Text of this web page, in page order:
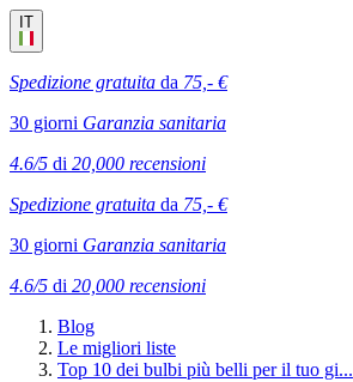
IT
Spedizione gratuita da 75,- €
30 giorni Garanzia sanitaria
4.6/5 di 20,000 recensioni
Spedizione gratuita da 75,- €
30 giorni Garanzia sanitaria
4.6/5 di 20,000 recensioni
Blog
Le migliori liste
Top 10 dei bulbi più belli per il tuo gi...